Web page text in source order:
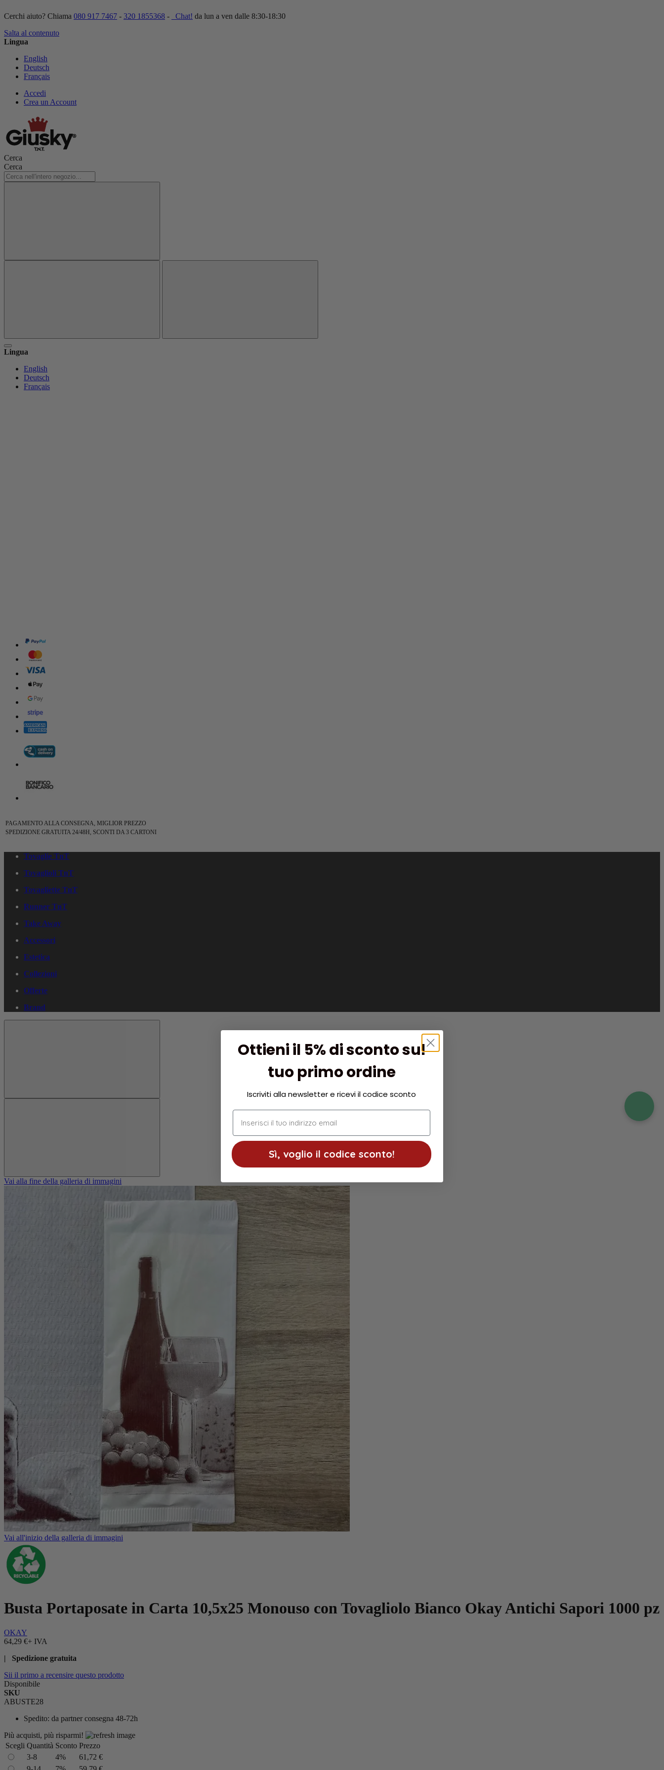
Cerchi aiuto? Chiama 080 917 7467 - 320 1855368 - Chat! da lun a ven dalle 8:30-18:30
Salta al contenuto
Lingua
English
Deutsch
Français
Accedi
Crea un Account
Cerca
Cerca
Lingua
English
Deutsch
Français
PAGAMENTO ALLA CONSEGNA, MIGLIOR PREZZO
SPEDIZIONE GRATUITA 24/48H, SCONTI DA 3 CARTONI
Tovaglie TnT
Tovaglioli TnT
Tovagliette TnT
Runner TnT
Take Away
Accessori
Estetica
Collezioni
Offerte
Brand
Vai alla fine della galleria di immagini
Vai all'inizio della galleria di immagini
Busta Portaposate in Carta 10,5x25 Monouso con Tovagliolo Bianco Okay Antichi Sapori 1000 pz
OKAY
64,29 €+ IVA
| Spedizione gratuita
Sii il primo a recensire questo prodotto
Disponibile
SKU
ABUSTE28
Spedito: da partner consegna 48-72h
Più acquisti, più risparmi!
Scegli Quantità Sconto Prezzo
3-8
4%
61,72 €
Ottieni il 5% di sconto sul
tuo primo ordine
Iscriviti alla newsletter e ricevi il codice sconto
indirizzo email
Sì, voglio il codice sconto!